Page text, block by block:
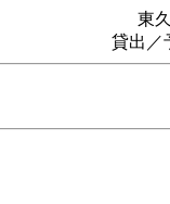
東
貸出／